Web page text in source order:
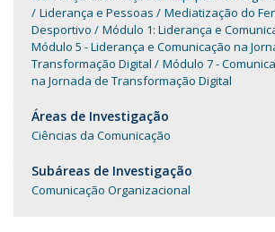
Liderança e Pessoas
Mediatização do
Desportivo
Módulo 1: Liderança e
Módulo 5 - Liderança e Comunicação na
Transformação Digital
Módulo 7 -
na Jornada de Transformação Digital
Áreas de Investigação
Ciências da Comunicação
Subáreas de Investigação
Comunicação Organizacional